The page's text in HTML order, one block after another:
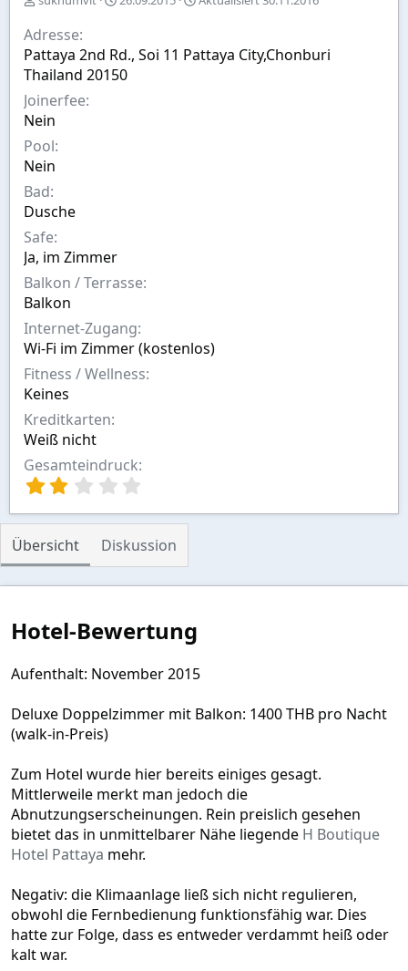
s
t
e
l
l
t
v
o
n
w
a
h
Adresse
Pattaya 2nd Rd., Soi 11 Pattaya City,Chonburi
Thailand 20150
Joinerfee
Nein
Pool
Nein
Bad
Dusche
Safe
Ja, im Zimmer
Balkon / Terrasse
Balkon
Internet-Zugang
Wi-Fi im Zimmer (kostenlos)
Fitness / Wellness
Keines
Kreditkarten
Weiß nicht
Gesamteindruck
0
0
S
t
e
n
(
)
Übersicht Diskussion
Hotel-Bewertung
Aufenthalt: November 2015
Deluxe Doppelzimmer mit Balkon: 1400 THB pro Nacht
(walk-in-Preis)
Zum Hotel wurde hier bereits einiges gesagt.
Mittlerweile merkt man jedoch die
Abnutzungserscheinungen. Rein preislich gesehen
bietet das in unmittelbarer Nähe liegende H Boutique
Hotel Pattaya mehr.
Negativ: die Klimaanlage ließ sich nicht regulieren,
obwohl die Fernbedienung funktionsfähig war. Dies
hatte zur Folge, dass es entweder verdammt heiß oder
kalt war.